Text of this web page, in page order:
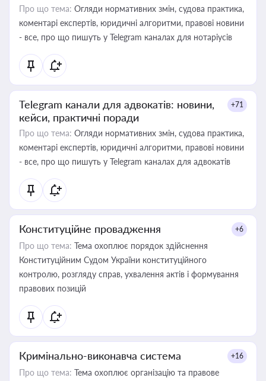
Про що тема: Огляди нормативних змін, судова практика,
коментарі експертів, юридичні алгоритми, правові новини
- все, про що пишуть у Telegram каналах для нотаріусів
Telegram канали для адвокатів: новини,
кейси, практичні поради
+71
Про що тема: Огляди нормативних змін, судова практика,
коментарі експертів, юридичні алгоритми, правові новини
- все, про що пишуть у Telegram каналах для адвокатів
Конституційне провадження +6
Про що тема: Тема охоплює порядок здійснення
Конституційним Судом України конституційного
контролю, розгляду справ, ухвалення актів і формування
правових позицій
Кримінально-виконавча система +16
Про що тема: Тема охоплює організацію та правове